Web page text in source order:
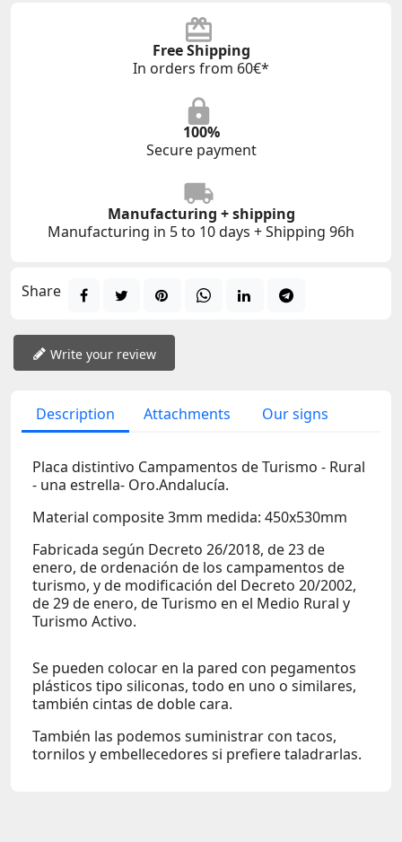
Free Shipping
In orders from 60€*
100%
Secure payment
Manufacturing + shipping
Manufacturing in 5 to 10 days + Shipping 96h
Share
Write your review
Description Attachments Our signs
Placa distintivo Campamentos de Turismo - Rural
- una estrella- Oro.Andalucía.
Material composite 3mm medida: 450x530mm
Fabricada según Decreto 26/2018, de 23 de
enero, de ordenación de los campamentos de
turismo, y de modificación del Decreto 20/2002,
de 29 de enero, de Turismo en el Medio Rural y
Turismo Activo.
Se pueden colocar en la pared con pegamentos
plásticos tipo siliconas, todo en uno o similares,
también cintas de doble cara.
También las podemos suministrar con tacos,
tornilos y embellecedores si prefiere taladrarlas.